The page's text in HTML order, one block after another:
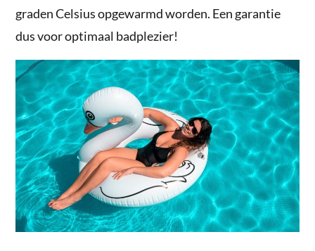
graden Celsius opgewarmd worden. Een garantie
dus voor optimaal badplezier!